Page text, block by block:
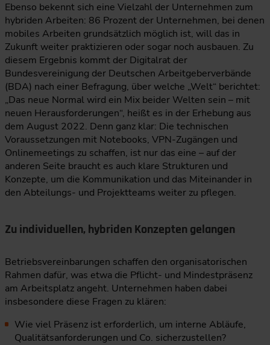
Ebenso bekennt sich eine Vielzahl der Unternehmen zum
hybriden Arbeiten: 86 Prozent der Unternehmen, bei denen
mobiles Arbeiten grundsätzlich möglich ist, will das in
Zukunft weiter praktizieren oder sogar noch ausbauen. Zu
diesem Ergebnis kommt der Digitalrat der
Bundesvereinigung der Deutschen Arbeitgeberverbände
(BDA) nach einer Befragung, über welche „Welt“ berichtet:
„Das neue Normal wird ein Mix beider Welten sein – mit
neuen Herausforderungen“, heißt es in der Erhebung aus
dem August 2022. Denn ganz klar: Die technischen
Voraussetzungen mit Notebooks, VPN-Zugängen und
Onlinemeetings zu schaffen, ist nur das eine – auf der
anderen Seite braucht es auch klare Strukturen und
Konzepte, um die Kommunikation und das Miteinander in
den Abteilungs- und Projektteams weiter zu pflegen.
Zu individuellen, hybriden Konzepten gelangen
Betriebsvereinbarungen schaffen den organisatorischen
Rahmen dafür, was etwa die Pflicht- und Mindestpräsenz
am Arbeitsplatz angeht. Unternehmen haben dabei
insbesondere diese Fragen zu klären:
Wie viel Präsenz ist erforderlich, um interne Abläufe,
Qualitätsanforderungen und Co. sicherzustellen?